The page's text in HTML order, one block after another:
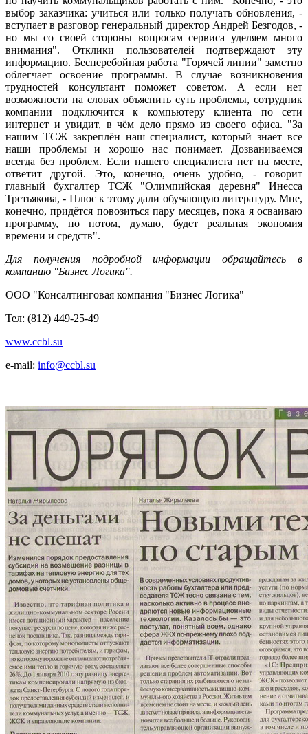
выбор заказчика: учиться или только получать обновления, -
вступает в разговор генеральный директор Андрей Безгодов, -
но мы со своей стороны вопросам сервиса уделяем много
внимания". Отклики пользователей подтверждают эту
информацию. Бесперебойная работа "Горячей линии" заметно
облегчает освоение программы. В случае возникновения
трудностей консультант поможет советом. А если нет
возможности на словах объяснить суть проблемы, сотрудник
компании подключится к компьютеру клиента по сети
интернет и увидит, в чём дело прямо из своего офиса. "За
нашим ТСЖ закреплён наш специалист, который знает все
наши проблемы и хорошо нас понимает. Дозваниваемся
всегда без проблем. Если нашего специалиста нет на месте,
ответит другой. Это, конечно, очень удобно, - говорит
главный бухгалтер ТСЖ "Олимпийская деревня" Инесса
Третьякова, - Плюс к этому дали обучающую литературу. Мне,
конечно, придётся повозиться пару месяцев, пока я осваиваю
программу, но потом, думаю, будет реальная экономия
времени и средств".
Для получения подробной информации обращайтесь в
компанию "Бизнес Логика".
ООО "Консалтинговая компания "Бизнес Логика"
Тел: (812) 449-25-49
www.ccbl.su
e-mail: info@ccbl.su